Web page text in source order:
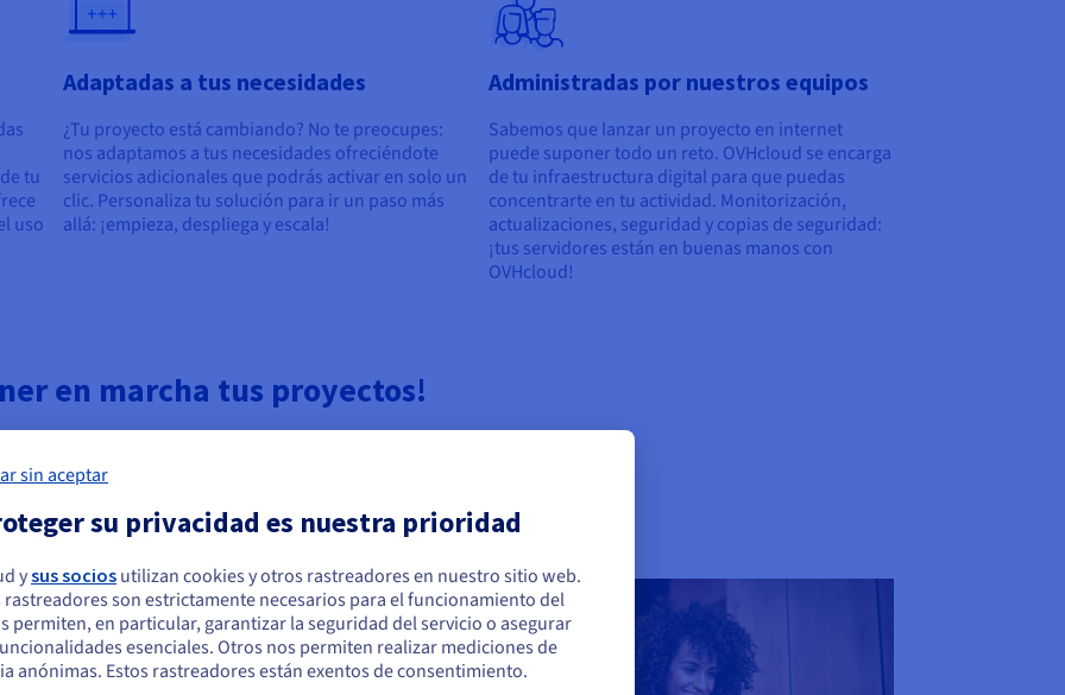
tu
uso
Adaptadas a tus necesidades
¿Tu proyecto está cambiando? No te preocupes:
nos adaptamos a tus necesidades ofreciéndote
servicios adicionales que podrás activar en solo un
clic. Personaliza tu solución para ir un paso más
allá: ¡empieza, despliega y escala!
Administradas por nuestros equipos
Sabemos que lanzar un proyecto en internet
puede suponer todo un reto. OVHcloud se encarga
de tu infraestructura digital para que puedas
concentrarte en tu actividad. Monitorización,
actualizaciones, seguridad y copias de seguridad:
¡tus servidores están en buenas manos con
OVHcloud!
en marcha tus proyectos!
incluyen asistencia técnica. OVHcloud ofrece
las necesidades de todos sus clientes.
Cloud incluyen guías técnicas para ayudarte a dar tus
que está ubicado en Estados Unidos
hacer un pedido desde Estados Unidos, deberá buscar el sitio web
y crear una cuenta.
sin aceptar
su privacidad es nuestra prioridad
ysus socios utilizan cookies y otros rastreadores en nuestro sitio web.
rastreadores son estrictamente necesarios para el funcionamiento del
permiten, en particular, garantizar la seguridad del servicio o asegurar
esenciales. Otros nos permiten realizar mediciones de
anónimas. Estos rastreadores están exentos de consentimiento.